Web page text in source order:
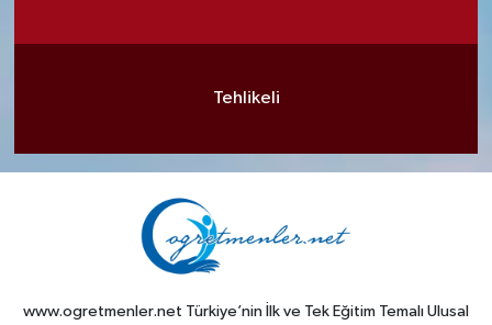
Tehlikeli
www.ogretmenler.net Türkiye’nin İlk ve Tek Eğitim Temalı Ulusal